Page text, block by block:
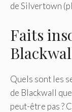
de Silvertown
Faits
Quels sont les
de Blackwall
peut-être pas ?